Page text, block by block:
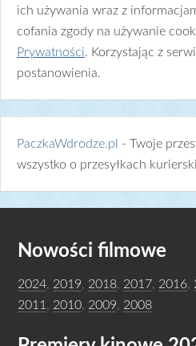
ich używania wraz z
cofania zgody na używanie
Prywatności. Korzystając z
postanowienia.
PaczkaWdrodze.pl
- Twoje
wszystko o przesyłkach
Nowości filmowe
2024 2019 2018 2017 2016
2011
2010 2009 2008